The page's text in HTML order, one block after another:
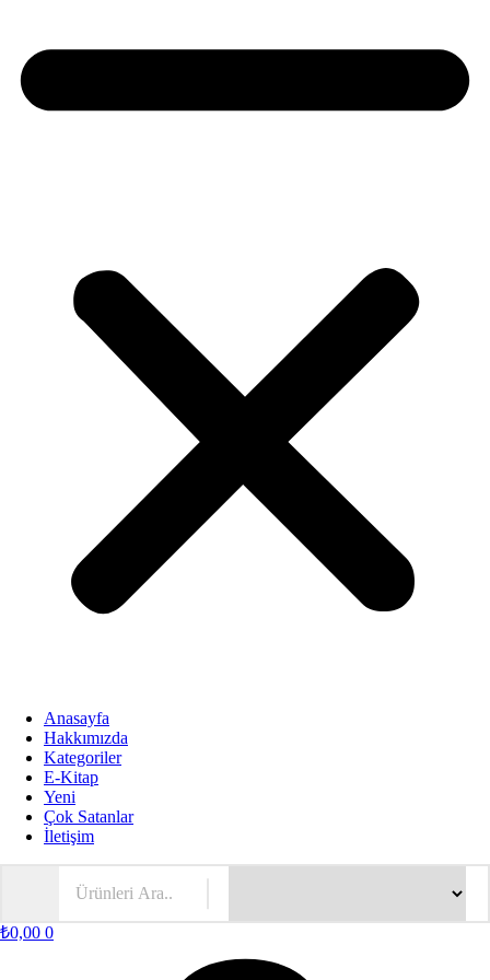
Anasayfa
Hakkımızda
Kategoriler
E-Kitap
Yeni
Çok Satanlar
İletişim
₺0,00 0